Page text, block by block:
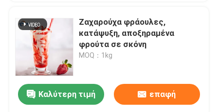
Ζαχαρούχα φράουλες,
κατάψυξη, αποξηραμένα
φρούτα σε σκόνη
MOQ：1kg
Καλύτερη τιμή επαφή